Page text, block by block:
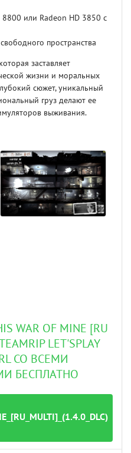
8800 или Radeon HD 3850 с
пространства
заставляет
жизни и моральных
сюжет, уникальный
груз делают ее
выживания.
WAR OF MINE [RU
LET'SPLAY
СО ВСЕМИ
БЕСПЛАТНО